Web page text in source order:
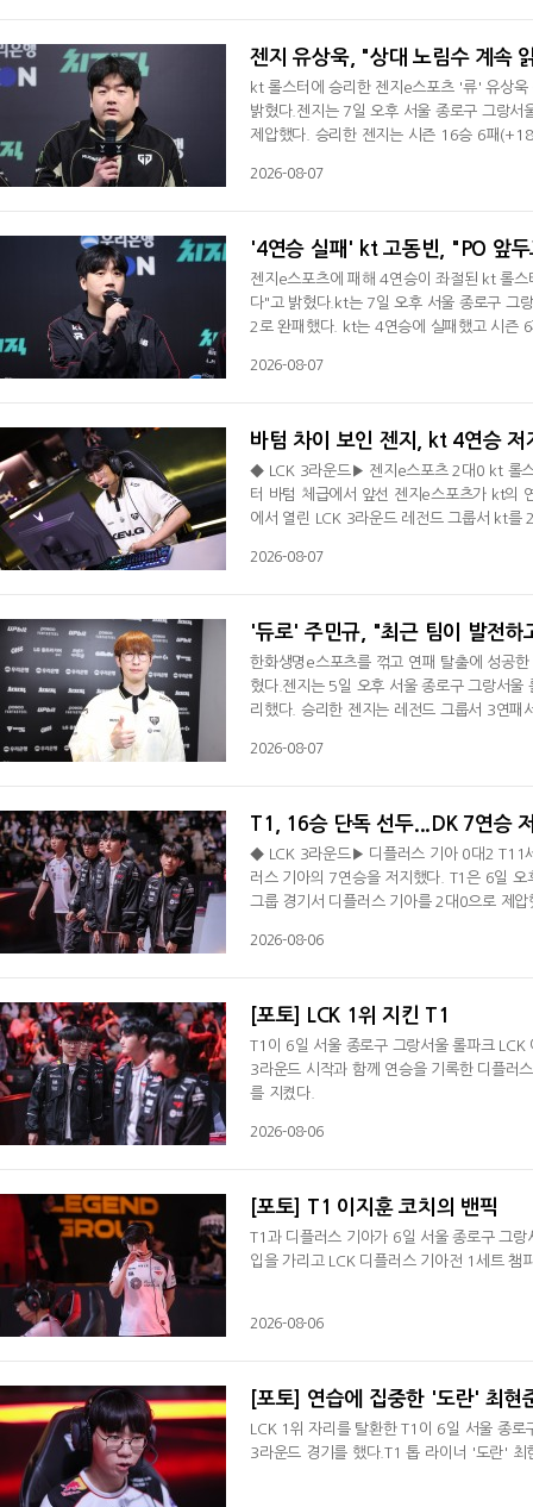
젠지 유상욱, "상대 노림수 계속
kt 롤스터에 승리한 젠지e스포츠 '류' 유상
밝혔다.젠지는 7일 오후 서울 종로구 그랑
제압했다. 승리한 젠지는 시즌 16승 6패
실수도 없었고 한 타도 전체적으로 좋았다.
2026-08-07
'4연승 실패' kt 고동빈, "PO 앞
젠지e스포츠에 패해 4연승이 좌절된 kt 롤
다"고 밝혔다.kt는 7일 오후 서울 종로구 그
2로 완패했다. kt는 4연승에 실패했고 시즌
돌릴 수 있는 픽이라고 생각했다. 그런 식으
2026-08-07
바텀 차이 보인 젠지, kt 4연승 저
◆ LCK 3라운드▶ 젠지e스포츠 2대0 kt 롤
터 바텀 체급에서 앞선 젠지e스포츠가 kt의
에서 열린 LCK 3라운드 레전드 그룹서 kt
1세트 바텀 전투서 '룰러' 박재혁의 코그모
2026-08-07
'듀로' 주민규, "최근 팀이 발전하
한화생명e스포츠를 꺾고 연패 탈출에 성공
혔다.젠지는 5일 오후 서울 종로구 그랑서
리했다. 승리한 젠지는 레전드 그룹서 3연
만 그래도 승리해서 좋게 생각하고 있다"면
2026-08-07
T1, 16승 단독 선두...DK 7연승
◆ LCK 3라운드▶ 디플러스 기아 0대2 T11
러스 기아의 7연승을 저지했다. T1은 6일
그룹 경기서 디플러스 기아를 2대0으로 제
기록한 T1은 오브젝트 전투서도 승리했다.
2026-08-06
[포토] LCK 1위 지킨 T1
T1이 6일 서울 종로구 그랑서울 롤파크
3라운드 시작과 함께 연승을 기록한 디플러
를 지켰다.
2026-08-06
[포토] T1 이지훈 코치의 밴픽
T1과 디플러스 기아가 6일 서울 종로구 그
입을 가리고 LCK 디플러스 기아전 1세트 챔
2026-08-06
[포토] 연습에 집중한 '도란' 최현
LCK 1위 자리를 탈환한 T1이 6일 서울 종
3라운드 경기를 했다.T1 톱 라이너 '도란' 최